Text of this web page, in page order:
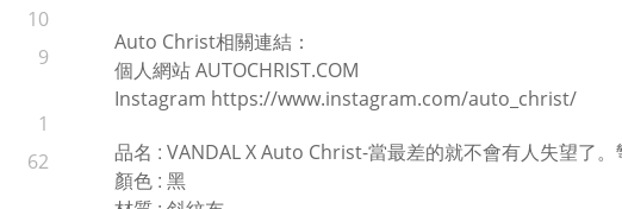
10
9
1
62
Auto Christ相關連結：
個人網站 AUTOCHRIST.COM
Instagram https://www.instagram.com/auto_christ/
品名 : VANDAL X Auto Christ-當最差的就不會有人失望了。
顏色 : 黑